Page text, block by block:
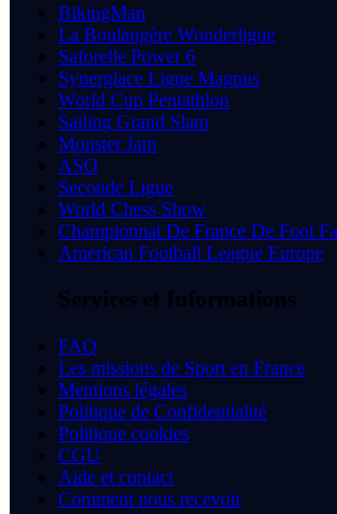
BikingMan
La Boulangère Wonderligue
Saforelle Power 6
Synerglace Ligue Magnus
World Cup Pentathlon
Sailing Grand Slam
Monster Jam
ASO
Seconde Ligue
World Chess Show
Championnat De France De Foot
American Football League Europe
Services et Informations
FAQ
Les missions de Sport en France
Mentions légales
Politique de Confidentialité
Politique cookies
CGU
Aide et contact
Comment nous recevoir